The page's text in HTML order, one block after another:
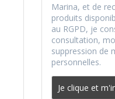
Marina, et de
produits
au RGPD, je
consultation,
suppression de
personnelles.